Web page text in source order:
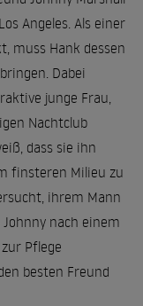
Angeles. Als einer
muss Hank dessen
Dabei
junge Frau,
Nachtclub
dass sie ihn
finsteren Milieu zu
ihrem Mann
Johnny nach einem
Pflege
besten Freund